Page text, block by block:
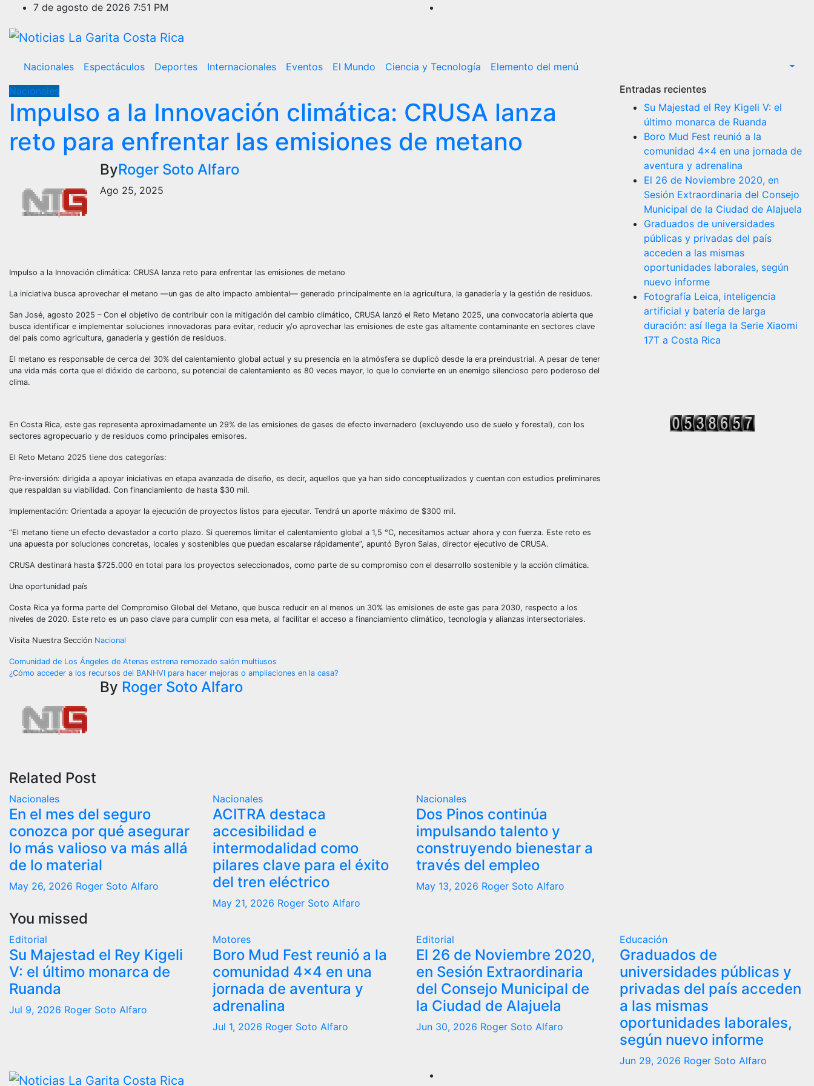
content
7 de agosto de 2026 7:51 PM
Nacionales Espectáculos Deportes Internacionales Eventos El Mundo Ciencia y Tecnología
Elemento del menú
Nacionales
Impulso a la Innovación climática: CRUSA lanza
reto para enfrentar las emisiones de metano
ByRoger Soto Alfaro
Ago 25, 2025
Impulso a la Innovación climática: CRUSA lanza reto para enfrentar las emisiones de metano
La iniciativa busca aprovechar el metano —un gas de alto impacto ambiental— generado principalmente en la agricultura, la ganadería y la gestión de residuos.
San José, agosto 2025 – Con el objetivo de contribuir con la mitigación del cambio climático, CRUSA lanzó el Reto Metano 2025, una convocatoria abierta que
busca identificar e implementar soluciones innovadoras para evitar, reducir y/o aprovechar las emisiones de este gas altamente contaminante en sectores clave
del país como agricultura, ganadería y gestión de residuos.
El metano es responsable de cerca del 30% del calentamiento global actual y su presencia en la atmósfera se duplicó desde la era preindustrial. A pesar de tener
una vida más corta que el dióxido de carbono, su potencial de calentamiento es 80 veces mayor, lo que lo convierte en un enemigo silencioso pero poderoso del
clima.
En Costa Rica, este gas representa aproximadamente un 29% de las emisiones de gases de efecto invernadero (excluyendo uso de suelo y forestal), con los
sectores agropecuario y de residuos como principales emisores.
El Reto Metano 2025 tiene dos categorías:
Pre-inversión: dirigida a apoyar iniciativas en etapa avanzada de diseño, es decir, aquellos que ya han sido conceptualizados y cuentan con estudios preliminares
que respaldan su viabilidad. Con financiamiento de hasta $30 mil.
Implementación: Orientada a apoyar la ejecución de proyectos listos para ejecutar. Tendrá un aporte máximo de $300 mil.
“El metano tiene un efecto devastador a corto plazo. Si queremos limitar el calentamiento global a 1,5 °C, necesitamos actuar ahora y con fuerza. Este reto es
una apuesta por soluciones concretas, locales y sostenibles que puedan escalarse rápidamente”, apuntó Byron Salas, director ejecutivo de CRUSA.
CRUSA destinará hasta $725.000 en total para los proyectos seleccionados, como parte de su compromiso con el desarrollo sostenible y la acción climática.
Una oportunidad país
Costa Rica ya forma parte del Compromiso Global del Metano, que busca reducir en al menos un 30% las emisiones de este gas para 2030, respecto a los
niveles de 2020. Este reto es un paso clave para cumplir con esa meta, al facilitar el acceso a financiamiento climático, tecnología y alianzas intersectoriales.
Visita Nuestra Sección Nacional
Navegación
entradas
Comunidad de Los Ángeles de Atenas estrena remozado salón multiusos
¿Cómo acceder a los recursos del BANHVI para hacer mejoras o ampliaciones en la casa?
By Roger Soto Alfaro
Related Post
Nacionales
En el mes del seguro
conozca por qué asegurar
lo más valioso va más allá
de lo material
May 26, 2026 Roger Soto Alfaro
Nacionales
ACITRA destaca
accesibilidad e
intermodalidad como
pilares clave para el éxito
del tren eléctrico
May 21, 2026 Roger Soto Alfaro
Nacionales
Dos Pinos continúa
impulsando talento y
construyendo bienestar a
través del empleo
May 13, 2026 Roger Soto Alfaro
Entradas recientes
Su Majestad el Rey Kigeli V: el
último monarca de Ruanda
Boro Mud Fest reunió a la
comunidad 4×4 en una jornada de
aventura y adrenalina
El 26 de Noviembre 2020, en
Sesión Extraordinaria del Consejo
Municipal de la Ciudad de Alajuela
Graduados de universidades
públicas y privadas del país
acceden a las mismas
oportunidades laborales, según
nuevo informe
Fotografía Leica, inteligencia
artificial y batería de larga
duración: así llega la Serie Xiaomi
17T a Costa Rica
You missed
Editorial
Su Majestad el Rey Kigeli
V: el último monarca de
Ruanda
Jul 9, 2026 Roger Soto Alfaro
Motores
Boro Mud Fest reunió a la
comunidad 4×4 en una
jornada de aventura y
adrenalina
Jul 1, 2026 Roger Soto Alfaro
Editorial
El 26 de Noviembre 2020,
en Sesión Extraordinaria
del Consejo Municipal de
la Ciudad de Alajuela
Jun 30, 2026 Roger Soto Alfaro
Educación
Graduados de
universidades públicas y
privadas del país acceden
a las mismas
oportunidades laborales,
según nuevo informe
Jun 29, 2026 Roger Soto Alfaro